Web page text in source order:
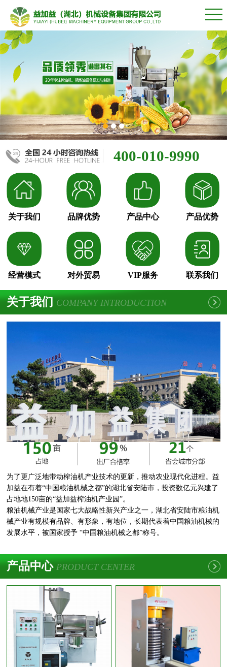
400-010-9990
关于我们 品牌优势 产品中心 产品优势
经营模式 对外贸易 VIP服务 联系我们
关于我们 COMPANY INTRODUCTION
为了更广泛地带动榨油机产业技术的更新，推动农业现代化进程。益
加益在有着“中国粮油机械之都”的湖北省安陆市，投资数亿元兴建了
占地地150亩的“益加益榨油机产业园”。
粮油机械产业是国家七大战略性新兴产业之一，湖北省安陆市粮油机
械产业有规模有品牌、有形象，有地位，长期代表着中国粮油机械的
发展水平，被国家授予 “中国粮油机械之都”称号。
产品中心 PRODUCT CENTER